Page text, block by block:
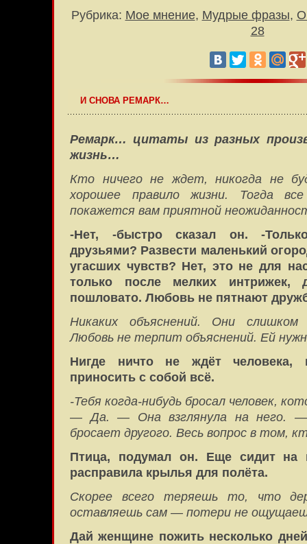
Рубрика: Мое мнение, Мудрые фразы,
28
И СНОВА РЕМАРК…
Ремарк… цитаты из разных
жизнь…
Кто ничего не ждет, никогда не
хорошее правило жизни. Тогда
покажется вам приятной
-Нет, -быстро сказал он. -
друзьями? Развести маленький
угасших чувств? Нет, это не для
только после мелких интрижек,
пошловато. Любовь не пятнают
Никаких объяснений. Они
Любовь не терпит объяснений. Ей
Нигде ничто не ждёт человека,
приносить с собой всё.
-Тебя когда-нибудь бросал человек,
— Да. — Она взглянула на него. —
бросает другого. Весь вопрос в том,
Птица, подумал он. Еще сидит на
расправила крылья для полёта.
Скорее всего теряешь то, что
оставляешь сам — потери не
Дай женщине пожить несколько